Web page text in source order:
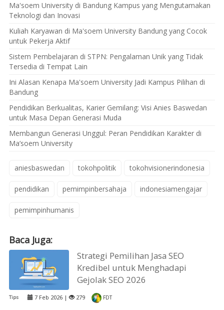
Ma'soem University di Bandung Kampus yang Mengutamakan
Teknologi dan Inovasi
Kuliah Karyawan di Ma'soem University Bandung yang Cocok
untuk Pekerja Aktif
Sistem Pembelajaran di STPN: Pengalaman Unik yang Tidak
Tersedia di Tempat Lain
Ini Alasan Kenapa Ma'soem University Jadi Kampus Pilihan di
Bandung
Pendidikan Berkualitas, Karier Gemilang: Visi Anies Baswedan
untuk Masa Depan Generasi Muda
Membangun Generasi Unggul: Peran Pendidikan Karakter di
Ma’soem University
aniesbaswedan tokohpolitik tokohvisionerindonesia
pendidikan pemimpinbersahaja indonesiamengajar
pemimpinhumanis
Baca Juga:
Strategi Pemilihan Jasa SEO
Kredibel untuk Menghadapi
Gejolak SEO 2026
Tips 7 Feb 2026 | 279 FDT